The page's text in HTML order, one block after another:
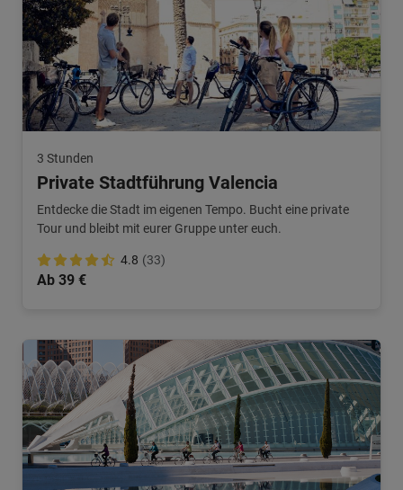
3 Stunden
Private Stadtführung Valencia
Entdecke die Stadt im eigenen Tempo. Bucht eine private
Tour und bleibt mit eurer Gruppe unter euch.
4.8 (33)
Ab 39 €